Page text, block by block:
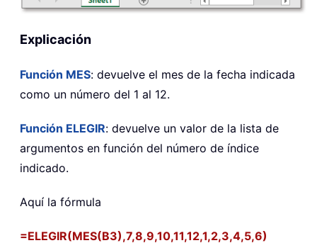
Explicación
Función MES: devuelve el mes de la fecha indicada
como un número del 1 al 12.
Función ELEGIR: devuelve un valor de la lista de
argumentos en función del número de índice
indicado.
Aquí la fórmula
=ELEGIR(MES(B3),7,8,9,10,11,12,1,2,3,4,5,6)